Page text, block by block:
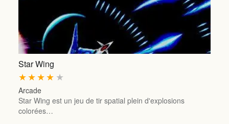
Star Wing
★
★
★
★
★
Arcade
Star Wing est un jeu de tir spatial plein d'explosions
colorées…